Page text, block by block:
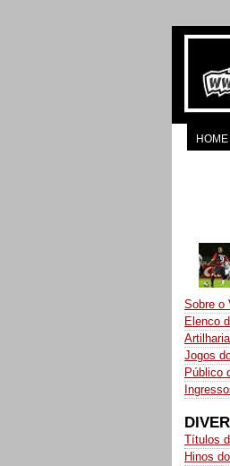
HOME
Sobre o
Elenco
Jogos
Público
Títulos
Hinos